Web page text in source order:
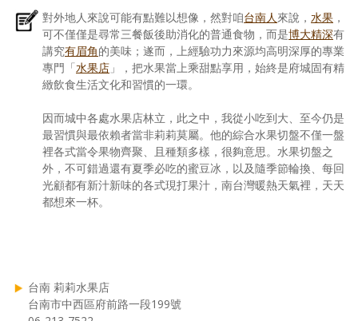
對外地人來說可能有點難以想像，然對咱台南人來說， 水果 ，
可不僅僅是尋常三餐飯後助消化的普通食物，而是博大精深有
講究有眉角的美味；遂而，上經驗功力來源均高明深厚的專業
專門「水果店 」，把水果當上乘甜點享用，始終是府城固有精
緻飲食生活文化和習慣的一環。
因而城中各處水果店林立，此之中，我從小吃到大、至今仍是
最習慣與最依賴者當非莉莉莫屬。他的綜合水果切盤不僅一盤
裡各式當令果物齊聚、且種類多樣，很夠意思。水果切盤之
外，不可錯過還有夏季必吃的蜜豆冰，以及隨季節輪換、每回
光顧都有新汁新味的各式現打果汁，南台灣暖熱天氣裡，天天
都想來一杯。
台南 莉莉水果店
台南市中西區府前路一段199號